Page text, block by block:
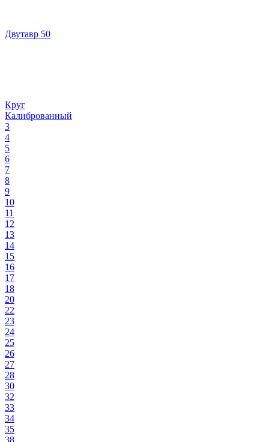
Двутавр 50
Круг
Калиброванный
3
4
5
6
7
8
9
10
11
12
13
14
15
16
17
18
20
22
23
24
25
26
27
28
30
32
33
34
35
38